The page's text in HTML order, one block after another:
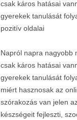
csak káros hatásai
gyerekek tanulását
pozitív oldalai
Napról napra nagyobb
csak káros hatásai
gyerekek tanulását
miért hasznosak az
szórakozás van jelen
készségeit fejleszti,